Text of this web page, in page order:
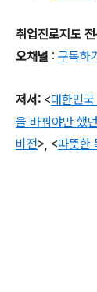
취업진로지도
오채널 : 구독하
저서 : <대한민
을 바꿔야만 했
비전>, <따뜻한